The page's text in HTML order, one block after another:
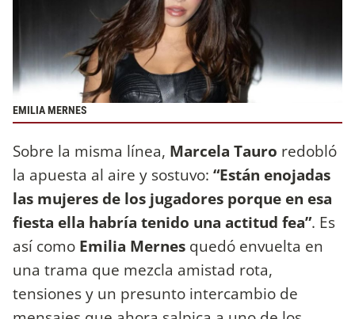
EMILIA MERNES
Sobre la misma línea, Marcela Tauro redobló
la apuesta al aire y sostuvo: “Están enojadas
las mujeres de los jugadores porque en esa
fiesta ella habría tenido una actitud fea”. Es
así como Emilia Mernes quedó envuelta en
una trama que mezcla amistad rota,
tensiones y un presunto intercambio de